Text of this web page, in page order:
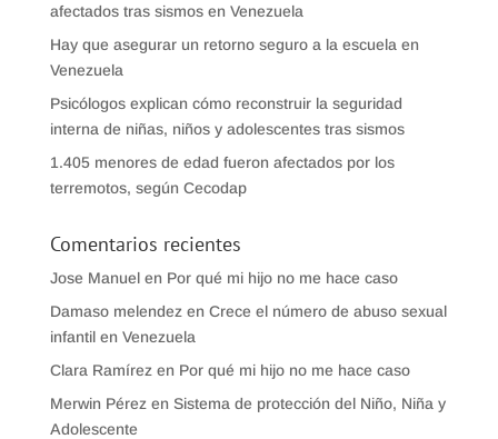
afectados tras sismos en Venezuela
Hay que asegurar un retorno seguro a la escuela en
Venezuela
Psicólogos explican cómo reconstruir la seguridad
interna de niñas, niños y adolescentes tras sismos
1.405 menores de edad fueron afectados por los
terremotos, según Cecodap
Comentarios recientes
Jose Manuelen Por qué mi hijo no me hace caso
Damaso melendez en Crece el número de abuso sexual
infantil en Venezuela
Clara Ramírez en Por qué mi hijo no me hace caso
Merwin Pérez en Sistema de protección del Niño, Niña y
Adolescente